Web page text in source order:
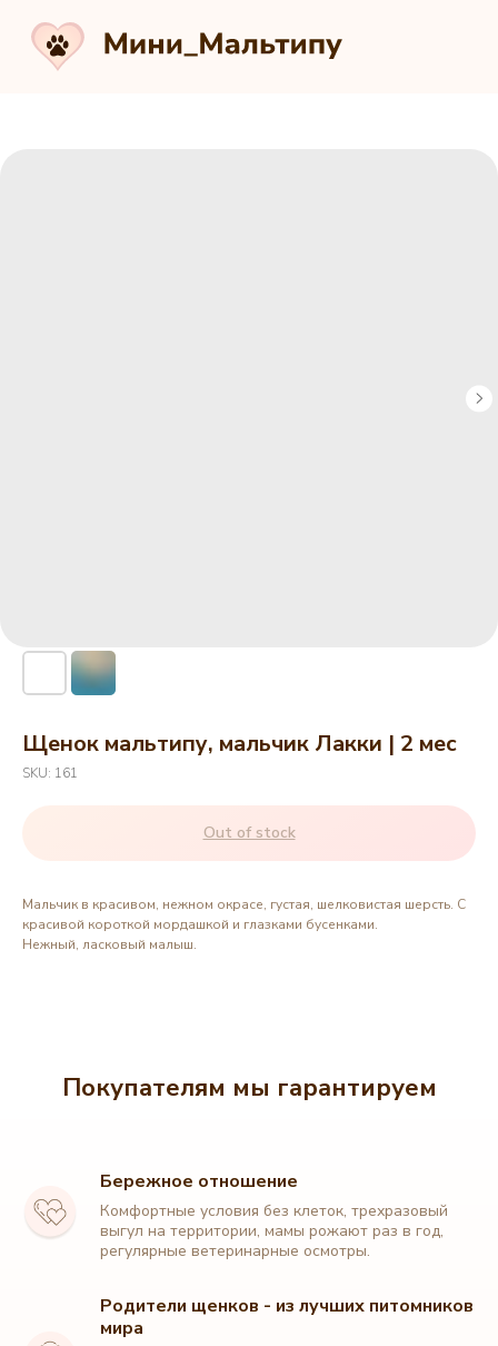
Щенок мальтипу, мальчик Лакки | 2 мес
SKU: 161
Out of stock
Мальчик в красивом, нежном окрасе, густая, шелковистая шерсть. С
красивой короткой мордашкой и глазками бусенками.
Нежный, ласковый малыш.
Покупателям мы гарантируем
Бережное отношение
Комфортные условия без клеток, трехразовый
выгул на территории, мамы рожают раз в год,
регулярные ветеринарные осмотры.
Родители щенков - из лучших питомников
мира